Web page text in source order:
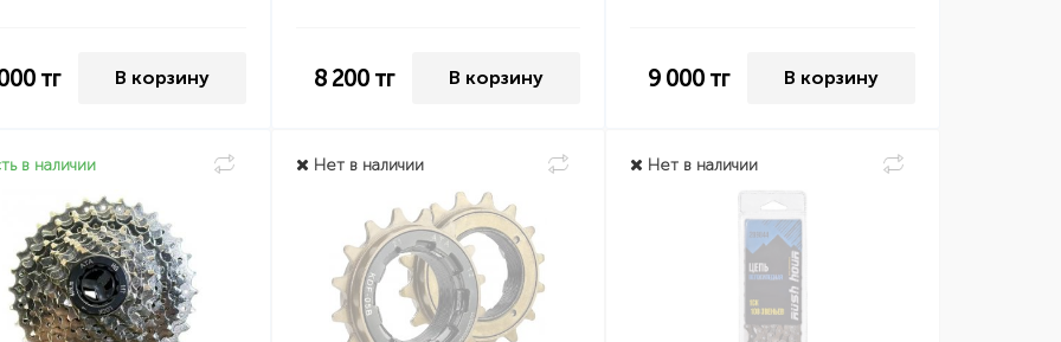
тг В корзину 8 200 тг В корзину 9 000 тг В корзину
в наличии Нет в наличии Нет в наличии